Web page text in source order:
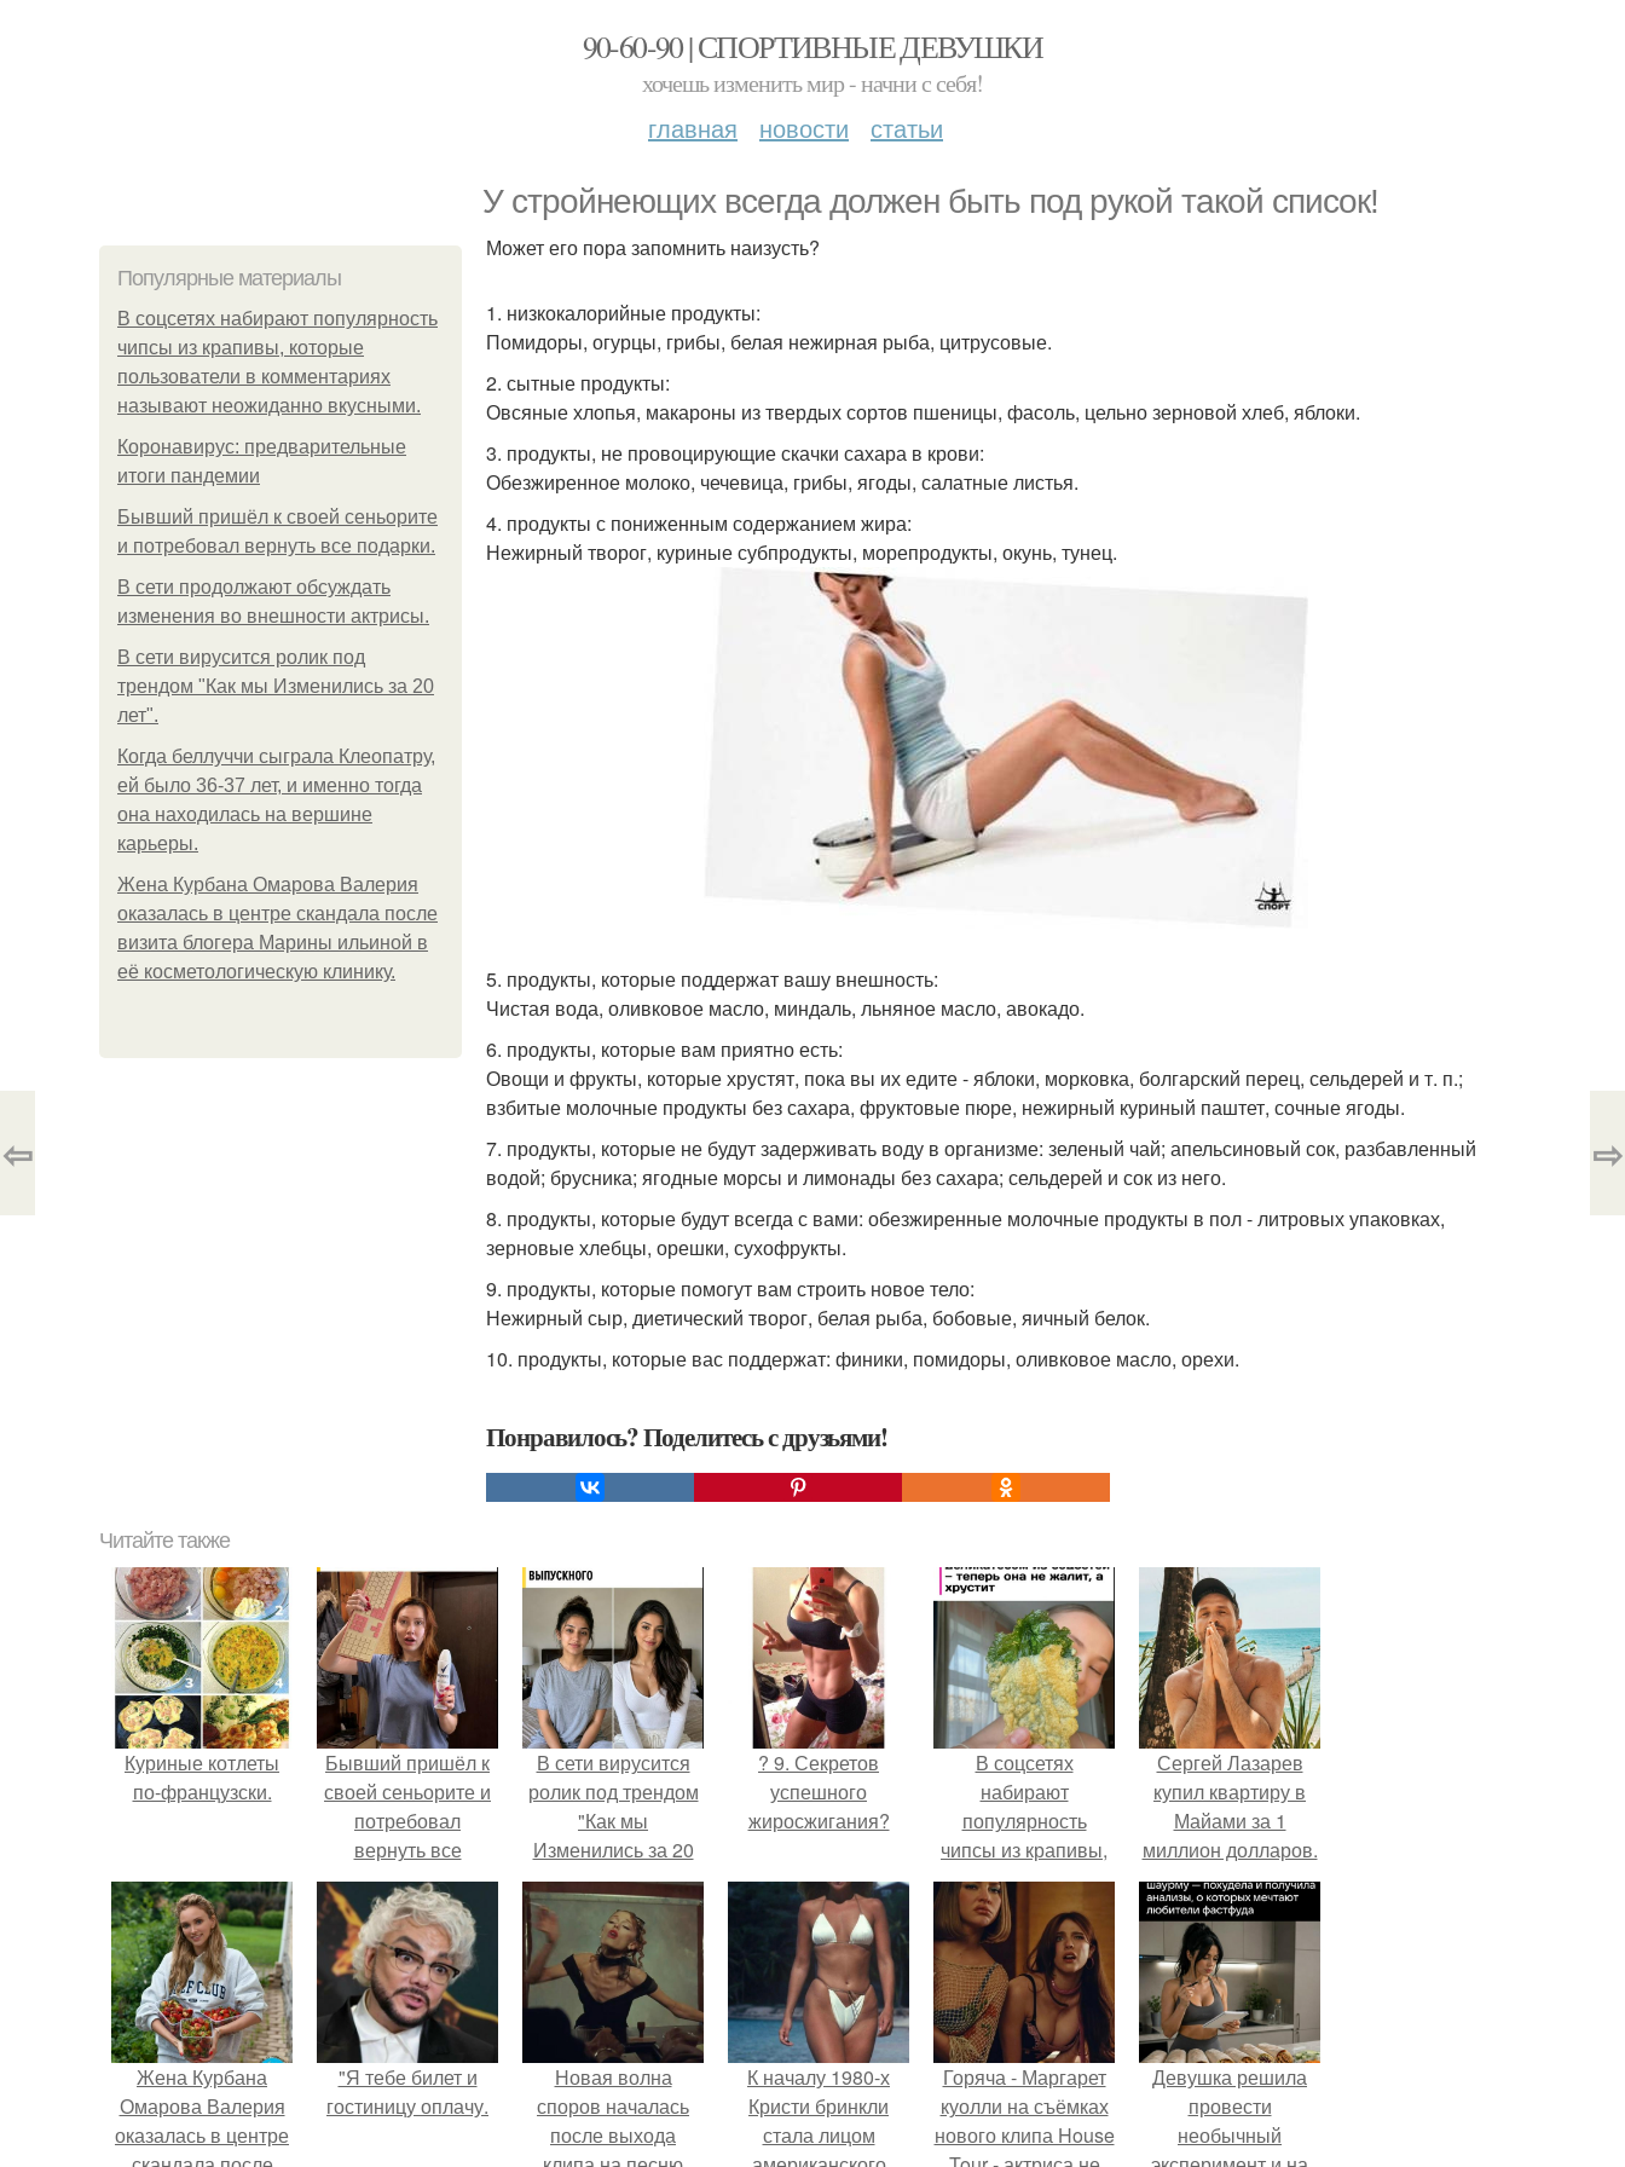
90-60-90 | СПОРТИВНЫЕ ДЕВУШКИ
хочешь изменить мир - начни с себя!
главная новости статьи
У стройнеющих всегда должен быть под рукой такой список!
Популярные материалы
В соцсетях набирают популярность
чипсы из крапивы, которые
пользователи в комментариях
называют неожиданно вкусными.
Коронавирус: предварительные
итоги пандемии
Бывший пришёл к своей сеньорите
и потребовал вернуть все подарки.
В сети продолжают обсуждать
изменения во внешности актрисы.
В сети вирусится ролик под
трендом "Как мы Изменились за 20
лет".
Когда беллуччи сыграла Клеопатру,
ей было 36-37 лет, и именно тогда
она находилась на вершине
карьеры.
Жена Курбана Омарова Валерия
оказалась в центре скандала после
визита блогера Марины ильиной в
её косметологическую клинику.
Может его пора запомнить наизусть?
1. низкокалорийные продукты:
Помидоры, огурцы, грибы, белая нежирная рыба, цитрусовые.
2. сытные продукты:
Овсяные хлопья, макароны из твердых сортов пшеницы, фасоль, цельно зерновой хлеб, яблоки.
3. продукты, не провоцирующие скачки сахара в крови:
Обезжиренное молоко, чечевица, грибы, ягоды, салатные листья.
4. продукты с пониженным содержанием жира:
Нежирный творог, куриные субпродукты, морепродукты, окунь, тунец.
5. продукты, которые поддержат вашу внешность:
Чистая вода, оливковое масло, миндаль, льняное масло, авокадо.
6. продукты, которые вам приятно есть:
Овощи и фрукты, которые хрустят, пока вы их едите - яблоки, морковка, болгарский перец, сельдерей и т. п.;
взбитые молочные продукты без сахара, фруктовые пюре, нежирный куриный паштет, сочные ягоды.
7. продукты, которые не будут задерживать воду в организме: зеленый чай; апельсиновый сок, разбавленный
водой; брусника; ягодные морсы и лимонады без сахара; сельдерей и сок из него.
8. продукты, которые будут всегда с вами: обезжиренные молочные продукты в пол - литровых упаковках,
зерновые хлебцы, орешки, сухофрукты.
9. продукты, которые помогут вам строить новое тело:
Нежирный сыр, диетический творог, белая рыба, бобовые, яичный белок.
10. продукты, которые вас поддержат: финики, помидоры, оливковое масло, орехи.
Понравилось? Поделитесь с друзьями!
⇦ ⇨
Читайте также
Куриные котлеты
по-французски.
Бывший пришёл к
своей сеньорите и
потребовал
вернуть все
подарки.
В сети вирусится
ролик под трендом
"Как мы
Изменились за 20
лет".
? 9. Секретов
успешного
жиросжигания?
В соцсетях
набирают
популярность
чипсы из крапивы,
которые
пользователи в
комментариях
называют
неожиданно
вкусными.
Сергей Лазарев
купил квартиру в
Майами за 1
миллион долларов.
Жена Курбана
Омарова Валерия
оказалась в центре
"Я тебе билет и
гостиницу оплачу.
Новая волна
споров началась
после выхода
К началу 1980-х
Кристи бринкли
стала лицом
Горяча - Маргарет
куолли на съёмках
нового клипа House
Девушка решила
провести
необычный